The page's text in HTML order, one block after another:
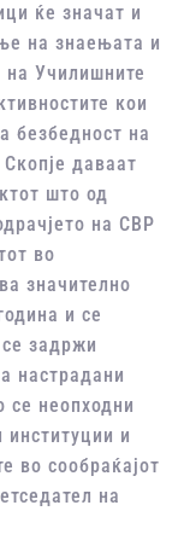
ќе значат и
на знаењата и
на Училишните
кои
безбедност на
даваат
што од
на СВР
во
значително
и се
задржи
настрадани
се неопходни
и
во сообраќајот
на